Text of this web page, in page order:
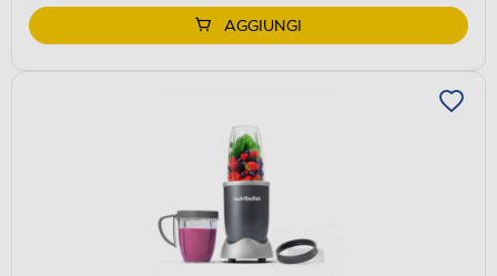
AGGIUNGI